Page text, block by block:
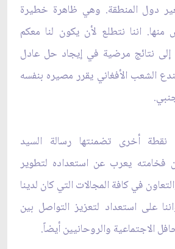
دول المنطقة. وهي ظاهرة خطيرة
اننا نتطلع لأن يكون لنا معكم
نتائج مرضية في إيجاد حل عادل
الشعب الأفغاني يقرر مصيره بنفسه
نقطة أخرى تضمنتها رسالة السيد
يعرب عن استعداده لتطوير
في كافة المجالات التي كان لدينا
على استعداد لتعزيز التواصل بين
الاجتماعية والروحانيين أيضاً.